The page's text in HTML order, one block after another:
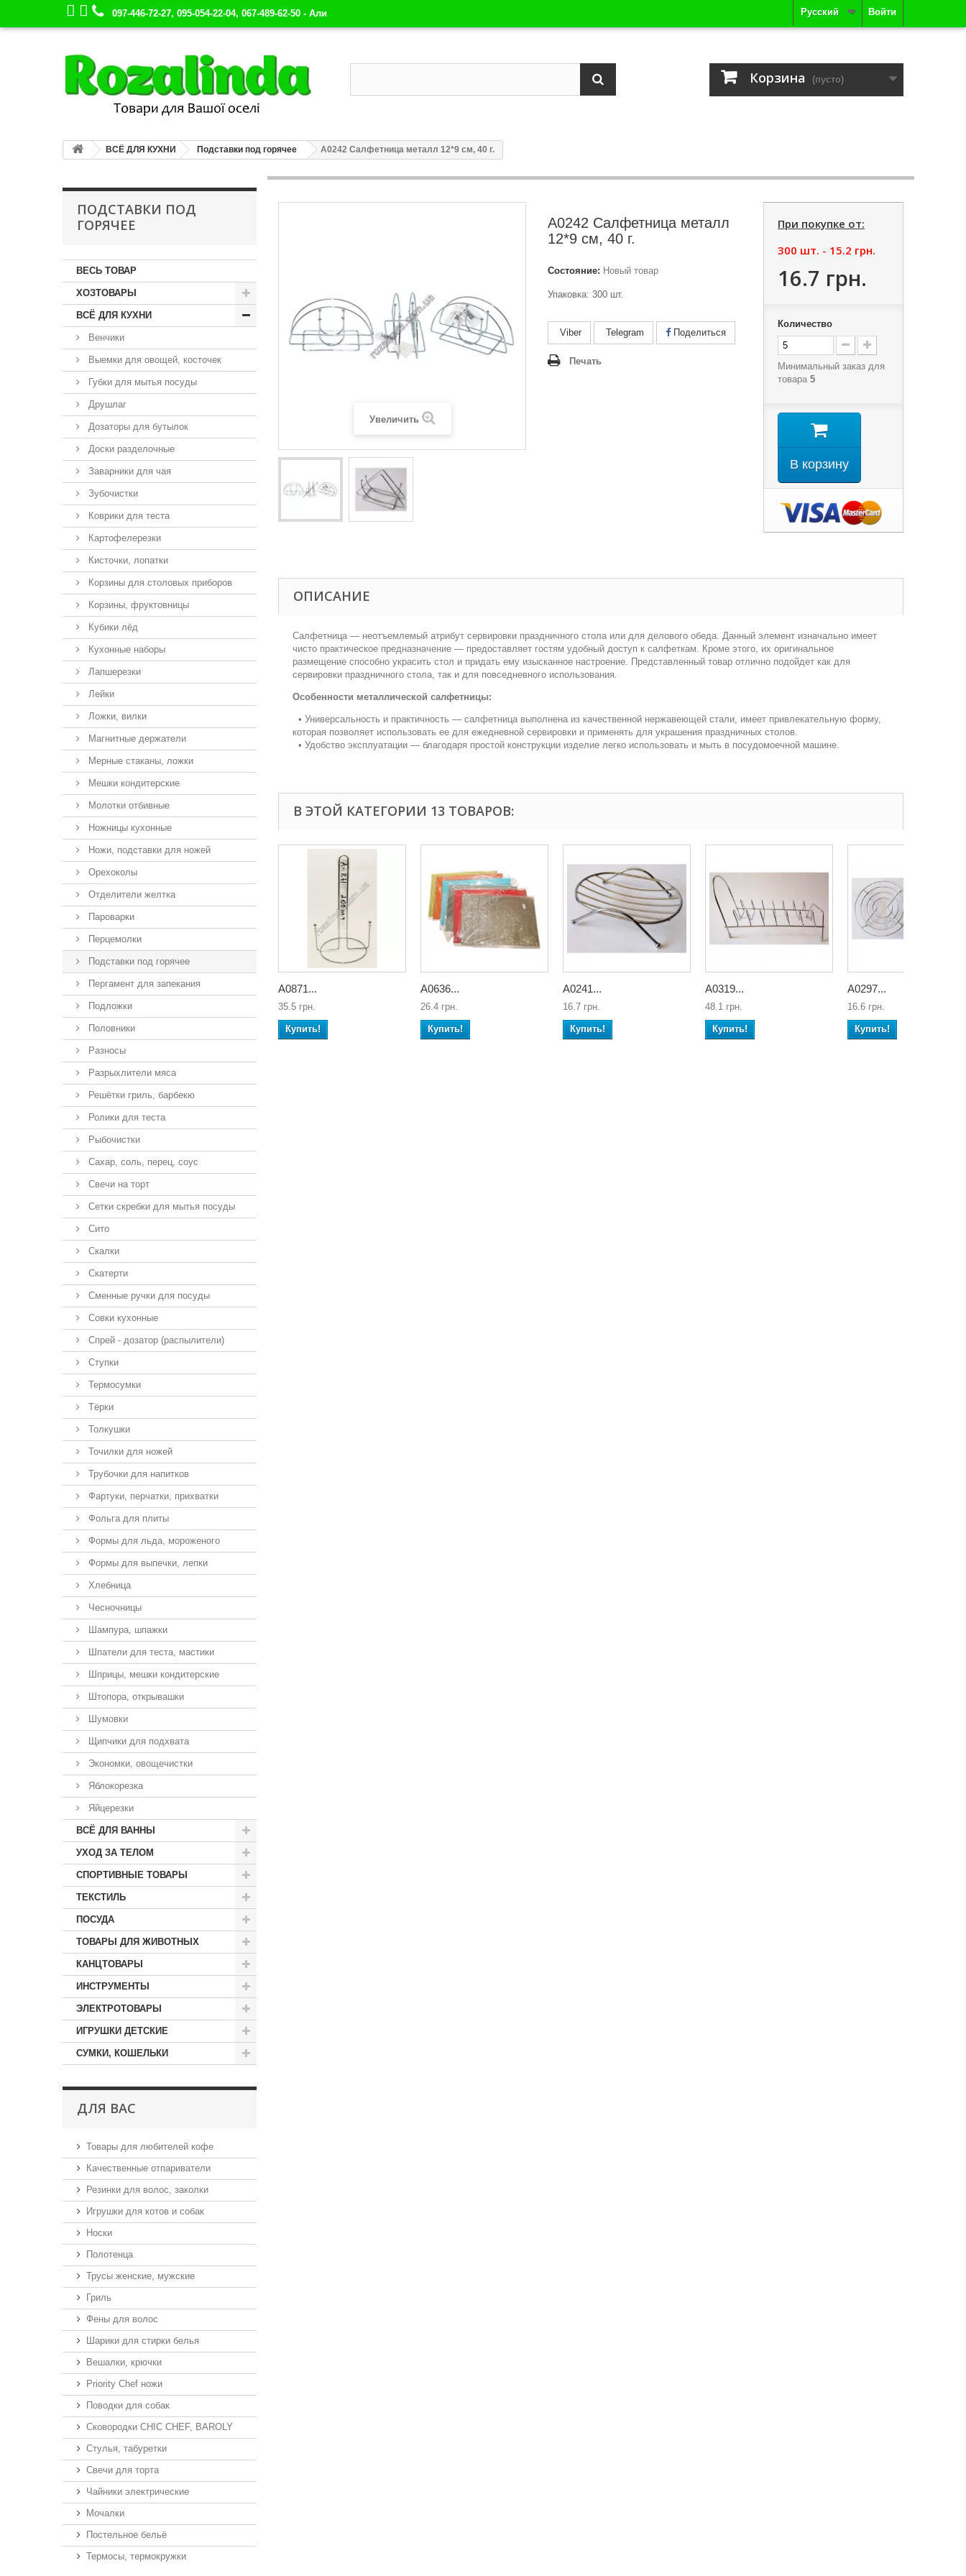
Войти
Русский
097-446-72-27, 095-054-22-04, 067-489-62-50 - Али
Корзина (пусто)
ВСЁ ДЛЯ КУХНИ Подставки под горячее А0242 Салфетница металл 12*9 см, 40 г.
ПОДСТАВКИ ПОД
ГОРЯЧЕЕ
ВЕСЬ ТОВАР
ХОЗТОВАРЫ
ВСЁ ДЛЯ КУХНИ
Венчики
Выемки для овощей, косточек
Губки для мытья посуды
Друшлаг
Дозаторы для бутылок
Доски разделочные
Заварники для чая
Зубочистки
Коврики для теста
Картофелерезки
Кисточки, лопатки
Корзины для столовых приборов
Корзины, фруктовницы
Кубики лёд
Кухонные наборы
Лапшерезки
Лейки
Ложки, вилки
Магнитные держатели
Мерные стаканы, ложки
Мешки кондитерские
Молотки отбивные
Ножницы кухонные
Ножи, подставки для ножей
Орехоколы
Отделители желтка
Пароварки
Перцемолки
Подставки под горячее
Пергамент для запекания
Подложки
Половники
Разносы
Разрыхлители мяса
Решётки гриль, барбекю
Ролики для теста
Рыбочистки
Сахар, соль, перец, соус
Свечи на торт
Сетки скребки для мытья посуды
Сито
Скалки
Скатерти
Сменные ручки для посуды
Совки кухонные
Спрей - дозатор (распылители)
Ступки
Термосумки
Тёрки
Толкушки
Точилки для ножей
Трубочки для напитков
Фартуки, перчатки, прихватки
Фольга для плиты
Формы для льда, мороженого
Формы для выпечки, лепки
Хлебница
Чесночницы
Шампура, шпажки
Шпатели для теста, мастики
Шприцы, мешки кондитерские
Штопора, открывашки
Шумовки
Щипчики для подхвата
Экономки, овощечистки
Яблокорезка
Яйцерезки
ВСЁ ДЛЯ ВАННЫ
УХОД ЗА ТЕЛОМ
СПОРТИВНЫЕ ТОВАРЫ
ТЕКСТИЛЬ
ПОСУДА
ТОВАРЫ ДЛЯ ЖИВОТНЫХ
КАНЦТОВАРЫ
ИНСТРУМЕНТЫ
ЭЛЕКТРОТОВАРЫ
ИГРУШКИ ДЕТСКИЕ
СУМКИ, КОШЕЛЬКИ
ДЛЯ ВАС
Товары для любителей кофе
Качественные отпариватели
Резинки для волос, заколки
Игрушки для котов и собак
Носки
Полотенца
Трусы женские, мужские
Гриль
Фены для волос
Шарики для стирки белья
Вешалки, крючки
Priority Chef ножи
Поводки для собак
Сковородки CHIC CHEF, BAROLY
Стулья, табуретки
Свечи для торта
Чайники электрические
Мочалки
Постельное бельё
Термосы, термокружки
Увеличить
А0242 Салфетница металл
12*9 см, 40 г.
Состояние: Новый товар
Упаковка: 300 шт.
Viber Telegram Поделиться
Печать
При покупке от:
300 шт. - 15.2 грн.
16.7 грн.
Количество
Минимальный заказ для
товара 5
В корзину
ОПИСАНИЕ
Салфетница — неотъемлемый атрибут сервировки праздничного стола или для делового обеда. Данный элемент изначально имеет
чисто практическое предназначение — предоставляет гостям удобный доступ к салфеткам. Кроме этого, их оригинальное
размещение способно украсить стол и придать ему изысканное настроение. Представленный товар отлично подойдет как для
сервировки праздничного стола, так и для повседневного использования.
Особенности металлической салфетницы:
• Универсальность и практичность — салфетница выполнена из качественной нержавеющей стали, имеет привлекательную форму,
которая позволяет использовать ее для ежедневной сервировки и применять для украшения праздничных столов.
• Удобство эксплуатации — благодаря простой конструкции изделие легко использовать и мыть в посудомоечной машине.
В ЭТОЙ КАТЕГОРИИ 13 ТОВАРОВ:
А0871...
35.5 грн.
Купить!
А0636...
26.4 грн.
Купить!
А0241...
16.7 грн.
Купить!
А0319...
48.1 грн.
Купить!
А0297...
16.6 грн.
Купить!